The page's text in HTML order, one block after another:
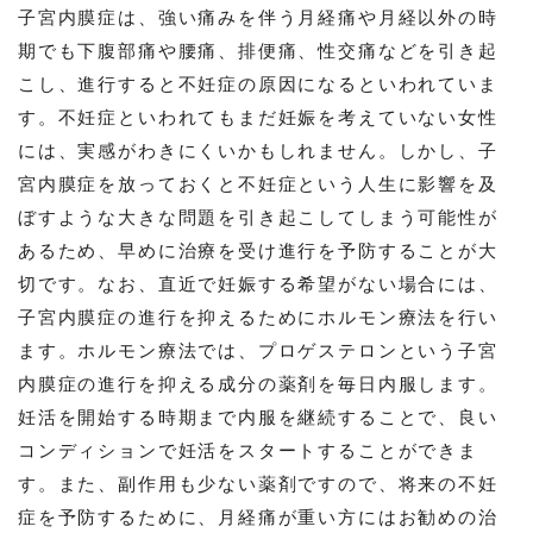
子宮内膜症は、強い痛みを伴う月経痛や月経以外の時
期でも下腹部痛や腰痛、排便痛、性交痛などを引き起
こし、進行すると不妊症の原因になるといわれていま
す。不妊症といわれてもまだ妊娠を考えていない女性
には、実感がわきにくいかもしれません。しかし、子
宮内膜症を放っておくと不妊症という人生に影響を及
ぼすような大きな問題を引き起こしてしまう可能性が
あるため、早めに治療を受け進行を予防することが大
切です。なお、直近で妊娠する希望がない場合には、
子宮内膜症の進行を抑えるためにホルモン療法を行い
ます。ホルモン療法では、プロゲステロンという子宮
内膜症の進行を抑える成分の薬剤を毎日内服します。
妊活を開始する時期まで内服を継続することで、良い
コンディションで妊活をスタートすることができま
す。また、副作用も少ない薬剤ですので、将来の不妊
症を予防するために、月経痛が重い方にはお勧めの治